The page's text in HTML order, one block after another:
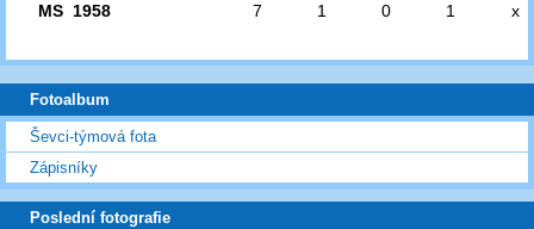
MS 1958 7 1 0 1 x
Fotoalbum
Ševci-týmová fota
Zápisníky
Poslední fotografie